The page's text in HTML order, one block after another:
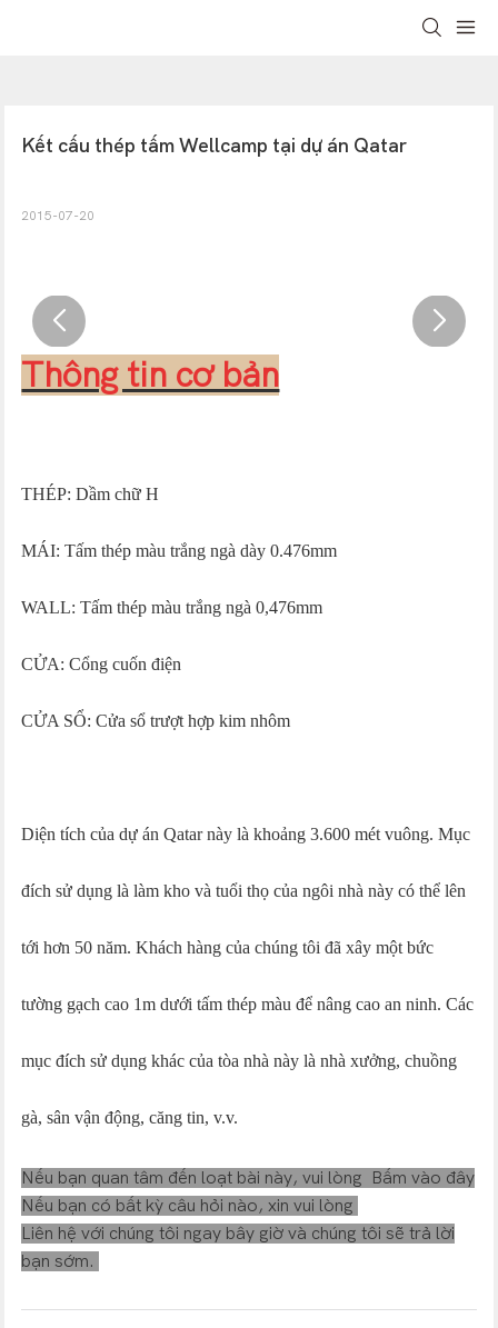
Kết cấu thép tấm Wellcamp tại dự án Qatar
2015-07-20
Thông tin cơ bản
THÉP: Dầm chữ H
MÁI: Tấm thép màu trắng ngà dày 0.476mm
WALL:Tấm thép màu trắng ngà 0,476mm
CỬA: Cổng cuốn điện
CỬA SỔ: Cửa sổ trượt hợp kim nhôm
Diện tích của dự án Qatar này là khoảng 3.600 mét vuông. Mục
đích sử dụng là làm kho và tuổi thọ của ngôi nhà này có thể lên
tới hơn 50 năm. Khách hàng của chúng tôi đã xây một bức
tường gạch cao 1m dưới tấm thép màu để nâng cao an ninh. Các
mục đích sử dụng khác của tòa nhà này là nhà xưởng, chuồng
gà, sân vận động, căng tin, v.v.
Nếu bạn quan tâm đến loạt bài này, vui lòng
Bấm vào đây
Nếu bạn có bất kỳ câu hỏi nào, xin vui lòng
Liên hệ với chúng tôi ngay bây giờ và chúng tôi sẽ trả lời
bạn sớm.